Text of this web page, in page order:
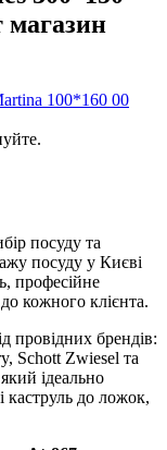
магазин
100*160 00
посуду та
посуду у Києві
професійне
кожного клієнта.
провідних брендів:
Schott Zwiesel та
ідеально
каструль до ложок,